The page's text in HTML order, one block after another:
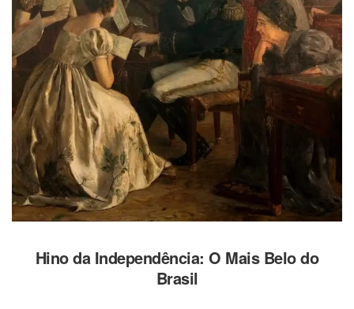
Hino da Independência: O Mais Belo do
Brasil